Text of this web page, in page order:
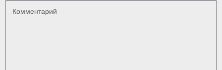
Комментарий